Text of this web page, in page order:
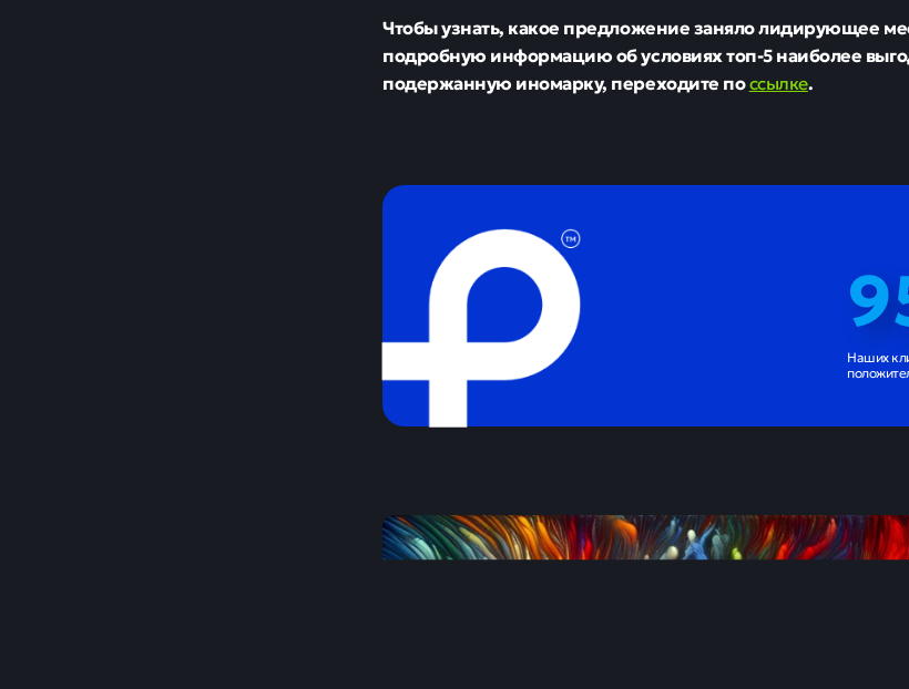
Чтобы узнать, какое предложение заняло лидирующее
подробную информацию об условиях топ-5 наиболее
подержанную иномарку, переходите поссылке.
Наших